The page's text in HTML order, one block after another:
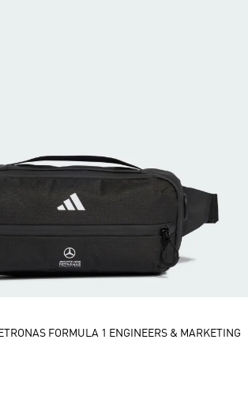
FORMULA 1 ENGINEERS & MARKETING